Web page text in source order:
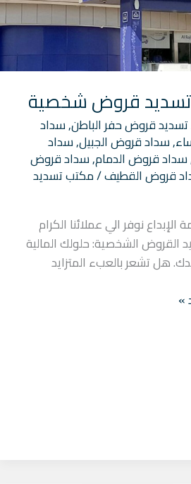
قروض شخصية
تسديد قروض حفر الباطن,سداد
,سداد قروض الجبيل,سداد
سداد قروض الدمام,سداد قروض
قروض القطيف/مكتب تسديد
نوفر الي عملائنا الكرام
القروض الشخصية: حلولك المالية
هل تشعر بالعبء المتزايد
»